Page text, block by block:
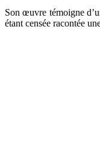
Son œuvre témoigne
étant censée racontée